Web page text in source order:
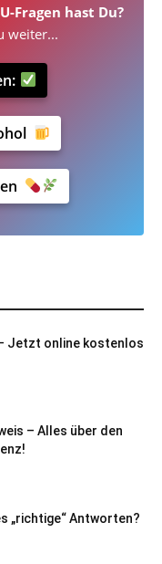
Fragen hast Du?
weiter...
Jetzt online kostenlos
– Alles über den
„richtige“ Antworten?